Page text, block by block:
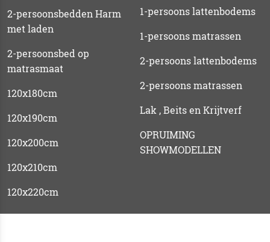
2-persoonsbedden Harm
met laden
2-persoonsbed op
matrasmaat
120x180cm
120x190cm
120x200cm
120x210cm
120x220cm
1-persoons lattenbodems
1-persoons matrassen
2-persoons lattenbodems
2-persoons matrassen
Lak , Beits en Krijtverf
OPRUIMING
SHOWMODELLEN